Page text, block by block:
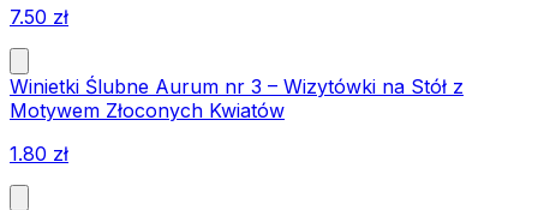
7.50 zł
Winietki Ślubne Aurum nr 3 – Wizytówki na Stół z
Motywem Złoconych Kwiatów
1.80 zł